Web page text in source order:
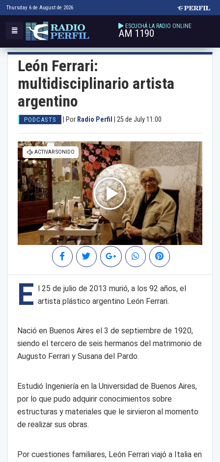
Thursday 6 de August de 2026
ESCUCHÁ LA RADIO ONLINE
AM 1190
León Ferrari:
multidisciplinario artista
argentino
PODCASTS Por Radio Perfil 25 de July 11:00
E l 25 de julio de 2013 murió, a los 92 años, el
artista plástico argentino León Ferrari.
Nació en Buenos Aires el 3 de septiembre de 1920,
siendo el tercero de seis hermanos del matrimonio de
Augusto Ferrari y Susana del Pardo.
Estudió Ingeniería en la Universidad de Buenos Aires,
por lo que pudo adquirir conocimientos sobre
estructuras y materiales que le sirvieron al momento
de realizar sus obras.
Por cuestiones familiares, León Ferrari viajó a Italia en